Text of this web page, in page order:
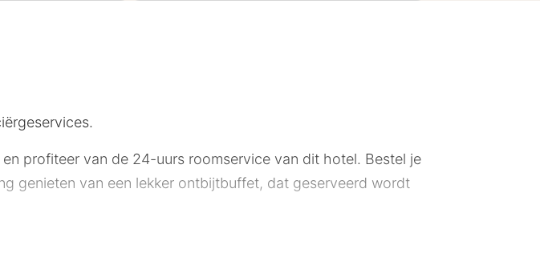
profiteer van de 24-uurs roomservice van dit hotel. Bestel je
genieten van een lekker ontbijtbuffet, dat geserveerd wordt
van the local rating authority.